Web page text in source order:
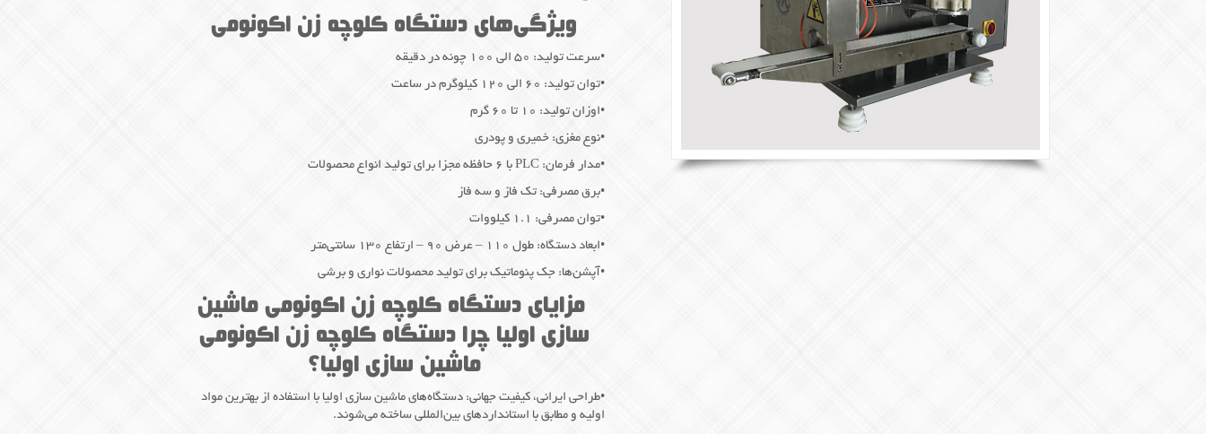
ویژگی‌های دستگاه کلوچه زن اکونومی
•سرعت تولید: ۵۰ الی ۱۰۰ چونه در دقیقه
•توان تولید: ۶۰ الی ۱۲۰ کیلوگرم در ساعت
•اوزان تولید: ۱۰ تا ۶۰ گرم
•نوع مغزی: خمیری و پودری
•مدار فرمان: PLC با ۶ حافظه مجزا برای تولید انواع محصولات
•برق مصرفی: تک فاز و سه فاز
•توان مصرفی: ۱.۱ کیلووات
•ابعاد دستگاه: طول ۱۱۰ – عرض ۹۰ – ارتفاع ۱۳۰ سانتی‌متر
•آپشن‌ها: جک پنوماتیک برای تولید محصولات نواری و برشی
مزایای دستگاه کلوچه زن اکونومی ماشین
سازی اولیا چرا دستگاه کلوچه زن اکونومی
ماشین سازی اولیا؟
•طراحی ایرانی، کیفیت جهانی: دستگاه‌های ماشین سازی اولیا با استفاده از بهترین مواد
اولیه و مطابق با استانداردهای بین‌المللی ساخته می‌شوند.